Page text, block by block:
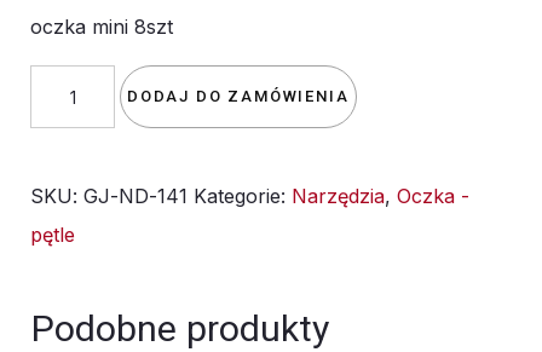
oczka mini 8szt
oczka
8szt
DODAJ DO ZAMÓWIENIA
SKU: GJ-ND-141 Kategorie: Narzędzia, Oczka -
pętle
Podobne produkty